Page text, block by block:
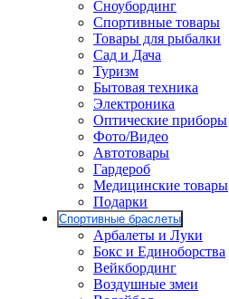
Сноубординг
Спортивные товары
Товары для рыбалки
Сад и Дача
Туризм
Бытовая техника
Электроника
Оптические приборы
Фото/Видео
Автотовары
Гардероб
Медицинские товары
Подарки
Спортивные браслеты
Арбалеты и Луки
Бокс и Единоборства
Вейкбординг
Воздушные змеи